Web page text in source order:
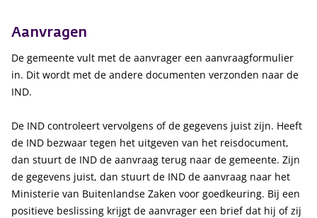
Aanvragen
De gemeente vult met de aanvrager een aanvraagformulier
in. Dit wordt met de andere documenten verzonden naar de
IND.
De IND controleert vervolgens of de gegevens juist zijn. Heeft
de IND bezwaar tegen het uitgeven van het reisdocument,
dan stuurt de IND de aanvraag terug naar de gemeente. Zijn
de gegevens juist, dan stuurt de IND de aanvraag naar het
Ministerie van Buitenlandse Zaken voor goedkeuring. Bij een
positieve beslissing krijgt de aanvrager een brief dat hij of zij